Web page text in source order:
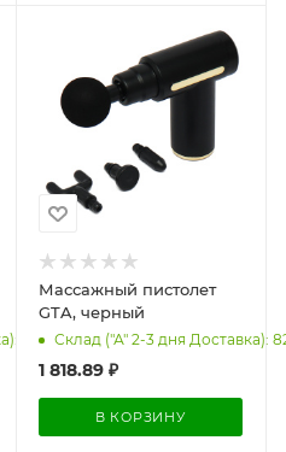
1
Массажный пистолет
GTA, черный
Склад ("А" 2-3 дня Доставка):
1 818.89₽
В КОРЗИНУ